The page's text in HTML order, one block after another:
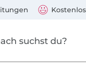
Mastercard,